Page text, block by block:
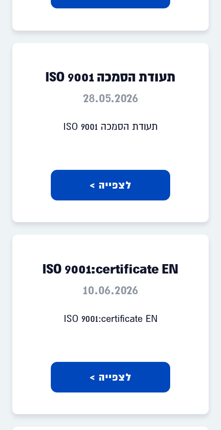
תעודת הסמכה ISO 9001
28.05.2026
תעודת הסמכה ISO 9001
לצפייה >
ISO 9001:certificate EN
10.06.2026
ISO 9001:certificate EN
לצפייה >